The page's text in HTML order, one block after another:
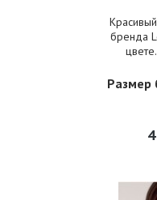
бренда
Размер